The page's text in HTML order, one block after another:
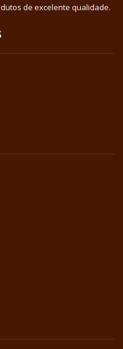
de excelente qualidade.